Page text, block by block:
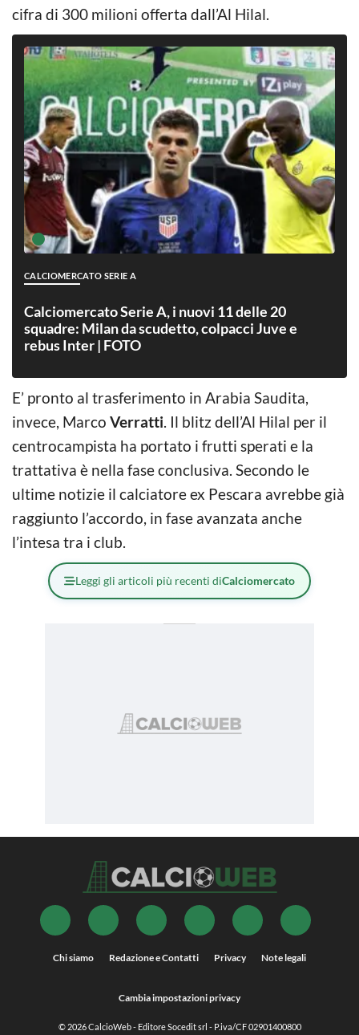
cifra di 300 milioni offerta dall’Al Hilal.
CALCIOMERCATO SERIE A
Calciomercato Serie A, i nuovi 11 delle 20
squadre: Milan da scudetto, colpacci Juve e
rebus Inter | FOTO
E’ pronto al trasferimento in Arabia Saudita,
invece, Marco Verratti. Il blitz dell’Al Hilal per il
centrocampista ha portato i frutti sperati e la
trattativa è nella fase conclusiva. Secondo le
ultime notizie il calciatore ex Pescara avrebbe già
raggiunto l’accordo, in fase avanzata anche
l’intesa tra i club.
Leggi gli articoli più recenti diCalciomercato
Chi siamo Redazione e Contatti Privacy Note legali
Cambia impostazioni privacy
© 2026CalcioWeb- Editore Socedit srl - P.iva/CF 02901400800